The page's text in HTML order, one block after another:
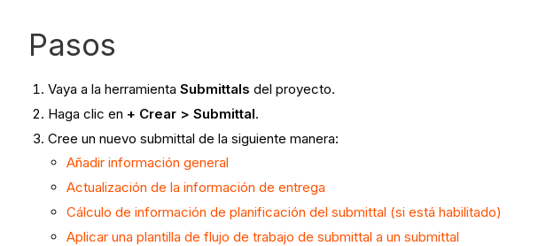
Pasos
Vaya a la herramientaSubmittalsdel proyecto.
Haga clic en + Crear > Submittal.
Cree un nuevo submittal de la siguiente manera:
Añadir información general
Actualización de la información de entrega
Cálculo de información de planificación del submittal (si está habilitado)
Aplicar una plantilla de flujo de trabajo de submittal a un submittal